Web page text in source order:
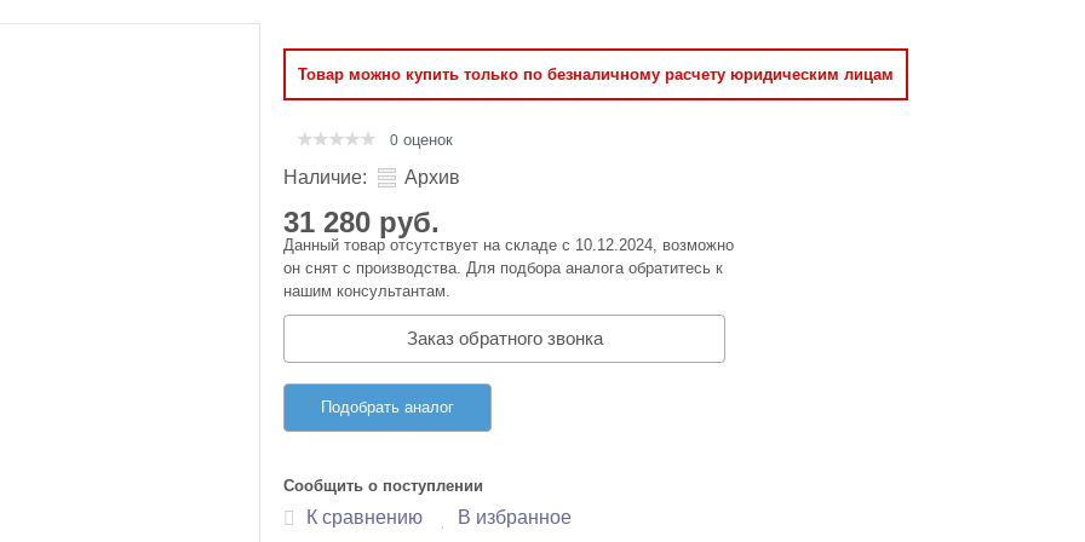
Товар можно купить только по безналичному расчету юридическим лицам
0 оценок
Наличие: Архив
31 280 руб.
Данный товар отсутствует на складе с 10.12.2024, возможно
он снят с производства. Для подбора аналога обратитесь к
нашим консультантам.
Заказ обратного звонка
Подобрать аналог
Сообщить о поступлении
К сравнению В избранное
память